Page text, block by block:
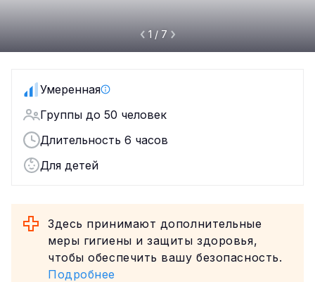
1 / 7
Умеренная
Группы до 50 человек
Длительность 6 часов
Для детей
Здесь принимают дополнительные
меры гигиены и защиты здоровья,
чтобы обеспечить вашу безопасность.
Подробнее